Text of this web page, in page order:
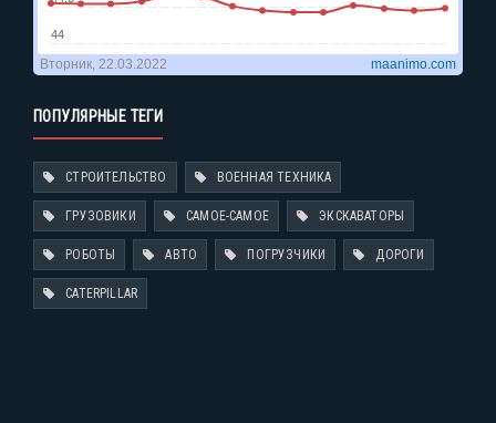
ПОПУЛЯРНЫЕ ТЕГИ
СТРОИТЕЛЬСТВО ВОЕННАЯ ТЕХНИКА
ГРУЗОВИКИ САМОЕ-САМОЕ ЭКСКАВАТОРЫ
РОБОТЫ АВТО ПОГРУЗЧИКИ ДОРОГИ
CATERPILLAR